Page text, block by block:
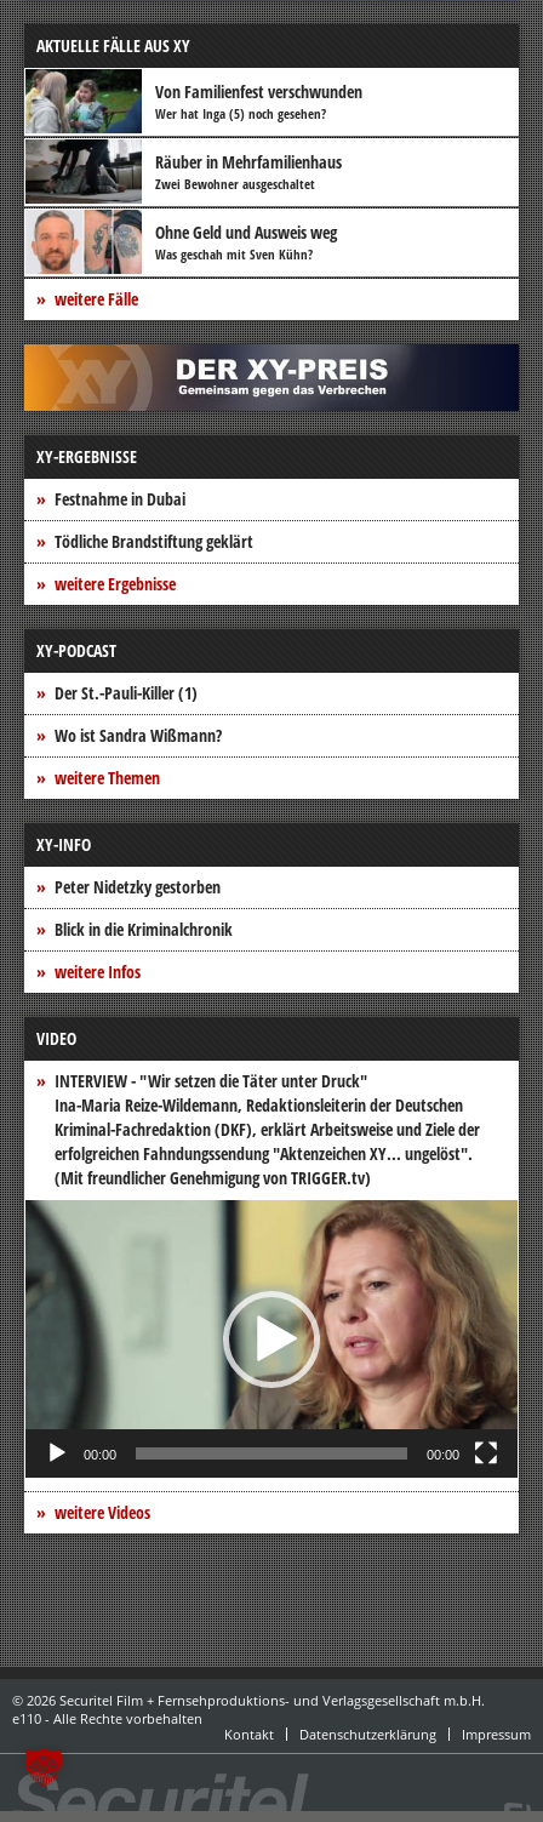
AKTUELLE FÄLLE AUS XY
Von Familienfest verschwunden
Wer hat Inga (5) noch gesehen?
Räuber in Mehrfamilienhaus
Zwei Bewohner ausgeschaltet
Ohne Geld und Ausweis weg
Was geschah mit Sven Kühn?
weitere Fälle
XY-ERGEBNISSE
Festnahme in Dubai
Tödliche Brandstiftung geklärt
weitere Ergebnisse
XY-PODCAST
Der St.-Pauli-Killer (1)
Wo ist Sandra Wißmann?
weitere Themen
XY-INFO
Peter Nidetzky gestorben
Blick in die Kriminalchronik
weitere Infos
VIDEO
INTERVIEW - "Wir setzen die Täter unter Druck"
Ina-Maria Reize-Wildemann, Redaktionsleiterin der Deutschen
Kriminal-Fachredaktion (DKF), erklärt Arbeitsweise und Ziele der
erfolgreichen Fahndungssendung "Aktenzeichen XY... ungelöst".
(Mit freundlicher Genehmigung von TRIGGER.tv)
Video-
Player
00:00 00:00
weitere Videos
© 2026 Securitel Film + Fernsehproduktions- und Verlagsgesellschaft m.b.H.
e110 - Alle Rechte vorbehalten
Kontakt
Datenschutzerklärung Impressum
powered by danubius